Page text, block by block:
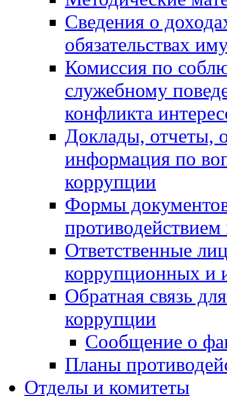
Сведения о
обязательствах
Комиссия по
служебному
конфликта
Доклады, отчеты,
информация по
коррупции
Формы
Ответственные
коррупционных и
Обратная связь
коррупции
Сообщение о
Планы
Отделы и комитеты